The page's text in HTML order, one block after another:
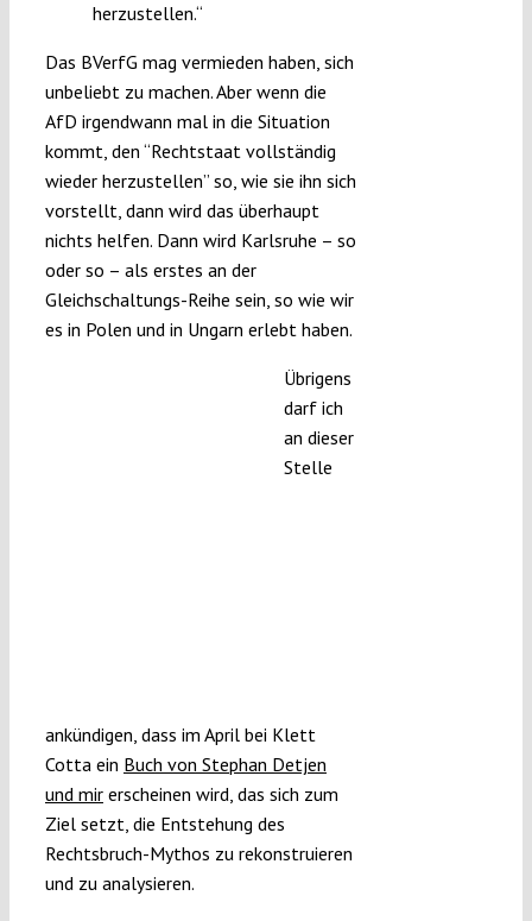
herzustellen.“
Das BVerfG mag vermieden haben, sich
unbeliebt zu machen. Aber wenn die
AfD irgendwann mal in die Situation
kommt, den “Rechtstaat vollständig
wieder herzustellen” so, wie sie ihn sich
vorstellt, dann wird das überhaupt
nichts helfen. Dann wird Karlsruhe – so
oder so – als erstes an der
Gleichschaltungs-Reihe sein, so wie wir
es in Polen und in Ungarn erlebt haben.
Übrigens
darf ich
an dieser
Stelle
ankündigen, dass im April bei Klett
Cotta ein Buch von Stephan Detjen
und mirerscheinen wird, das sich zum
Ziel setzt, die Entstehung des
Rechtsbruch-Mythos zu rekonstruieren
und zu analysieren.